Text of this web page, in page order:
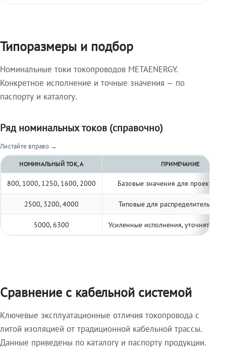
Типоразмеры и подбор
Номинальные токи токопроводов METAENERGY.
Конкретное исполнение и точные значения — по
паспорту и каталогу.
Ряд номинальных токов (справочно)
Листайте вправо →
НОМИНАЛЬНЫЙ ТОК, А ПРИМЕЧАНИЕ
800, 1000, 1250, 1600, 2000 Базовые значения для
2500, 3200, 4000 Типовые для распределительных
5000, 6300 Усиленные исполнения, уточнять по
Сравнение с кабельной системой
Ключевые эксплуатационные отличия токопровода с
литой изоляцией от традиционной кабельной трассы.
Данные приведены по каталогу и паспорту продукции.